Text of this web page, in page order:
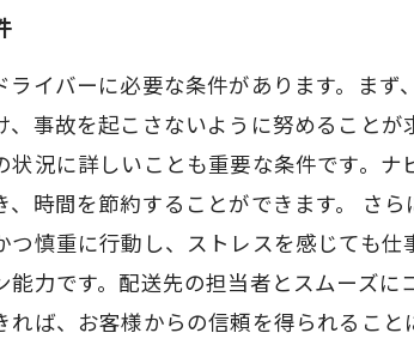
イバーに必要な条件があります。ま
、事故を起こさないように努めること
状況に詳しいことも重要な条件です。
、時間を節約することができます。 さ
慎重に行動し、ストレスを感じても
能力です。配送先の担当者とスムーズ
れば、お客様からの信頼を得られるこ